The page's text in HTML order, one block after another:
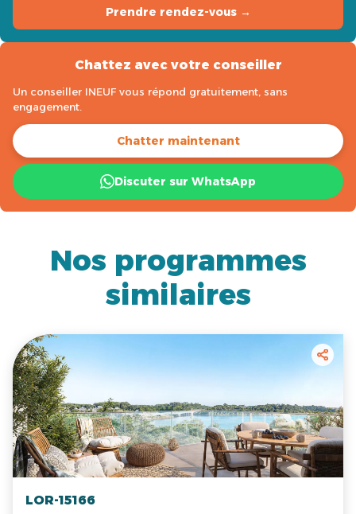
Prendre rendez-vous →
Chattez avec votre conseiller
Un conseiller INEUF vous répond gratuitement, sans
engagement.
Chatter maintenant
Discuter sur WhatsApp
Nos programmes
similaires
LOR-15166